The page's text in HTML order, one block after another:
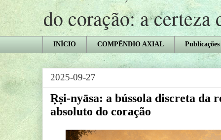
do coração: a certeza
INÍCIO COMPÊNDIO AXIAL Publicações
2025-09-27
Ṛṣi-nyāsa: a bússola discreta da
absoluto do coração